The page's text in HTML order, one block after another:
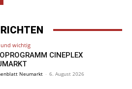
und wichtig
CINEPLEX
Neumarkt - 6. August 2026